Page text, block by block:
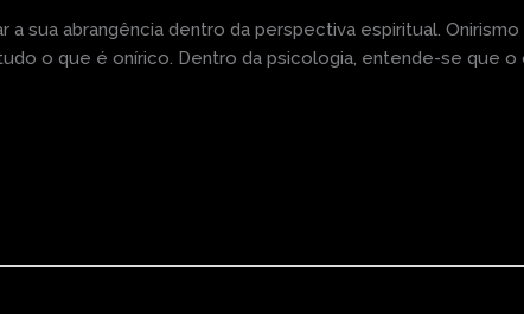
sua abrangência dentro da perspectiva espiritual. Onirismo
o que é onírico. Dentro da psicologia, entende-se que